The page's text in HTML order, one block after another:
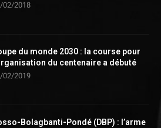
02/2018
du monde 2030 : la course pour
du centenaire a débuté
02/2019
Bolagbanti-Pondé (DBP) : l’arme